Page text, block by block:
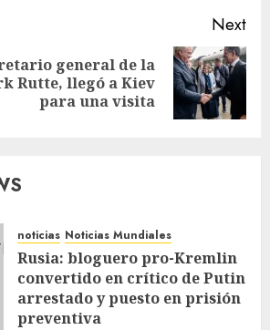
Next
general de la
Rutte, llegó a Kiev
para una visita
noticias Noticias Mundiales
Rusia: bloguero pro-Kremlin
convertido en crítico de Putin
arrestado y puesto en prisión
preventiva